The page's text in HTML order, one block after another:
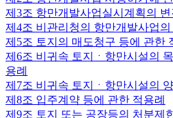
제3조 항만개발사업실시계획의
제4조 비관리청의 항만개발사업
제5조 토지의 매도청구 등에 관한
제6조 비귀속 토지ㆍ항만시설의
용례
제7조 비귀속 토지ㆍ항만시설의
제8조 입주계약 등에 관한 적용례
제9조 토지 또는 공장등의 처분제